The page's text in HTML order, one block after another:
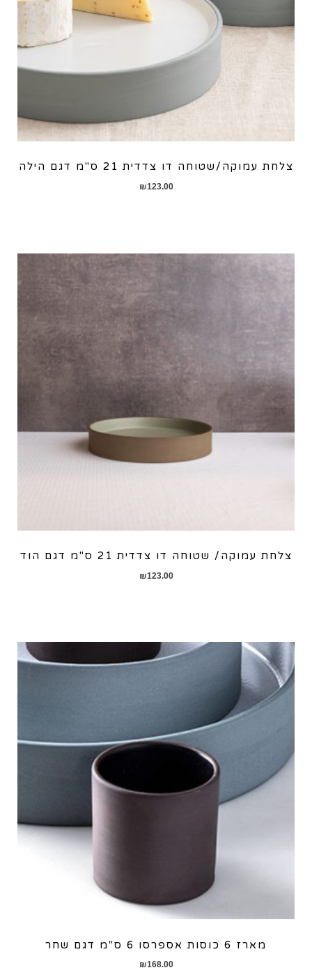
צלחת עמוקה/שטוחה דו צדדית 21 ס"מ דגם הילה
₪123.00
צלחת עמוקה/ שטוחה דו צדדית 21 ס"מ דגם הוד
₪123.00
מארז 6 כוסות אספרסו 6 ס"מ דגם שחר
₪168.00